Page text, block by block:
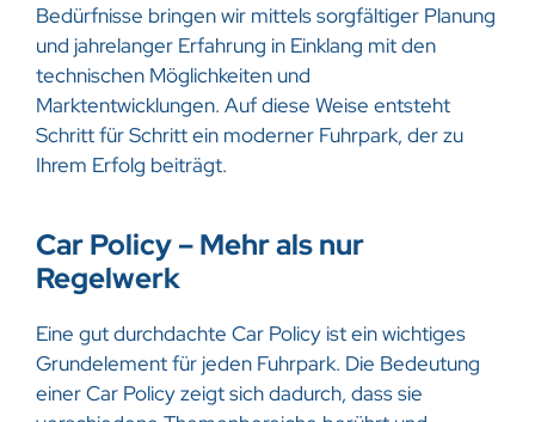
Bedürfnisse bringen wir mittels sorgfältiger Planung
und jahrelanger Erfahrung in Einklang mit den
technischen Möglichkeiten und
Marktentwicklungen. Auf diese Weise entsteht
Schritt für Schritt ein moderner Fuhrpark, der zu
Ihrem Erfolg beiträgt.
Car Policy – Mehr als nur
Regelwerk
Eine gut durchdachte Car Policy ist ein wichtiges
Grundelement für jeden Fuhrpark. Die Bedeutung
einer Car Policy zeigt sich dadurch, dass sie